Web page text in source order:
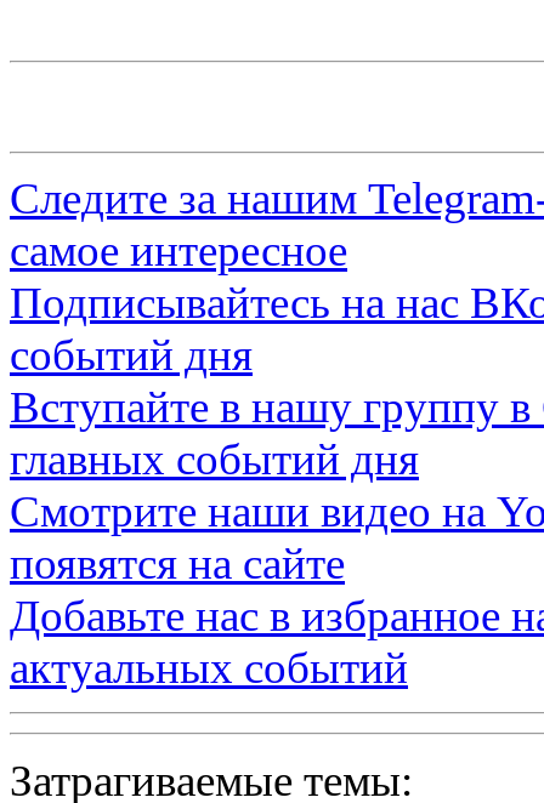
Следите за нашим
самое интересное
Подписывайтесь на нас
событий дня
Вступайте в нашу группу в
главных событий дня
Смотрите наши видео на
появятся на сайте
Добавьте нас в избранное
актуальных событий
Затрагиваемые темы: